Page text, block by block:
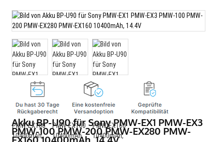
Akku BP-U90 für Sony PMW-EX1 PMW-EX3
PMW-100 PMW-200 PMW-EX280 PMW-